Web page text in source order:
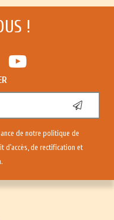
!
de notre politique de
d'accès, de rectification et